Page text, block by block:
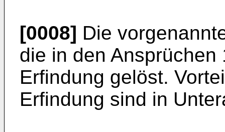
[0008] Die
die in den
Erfindung gelöst.
Erfindung sind in